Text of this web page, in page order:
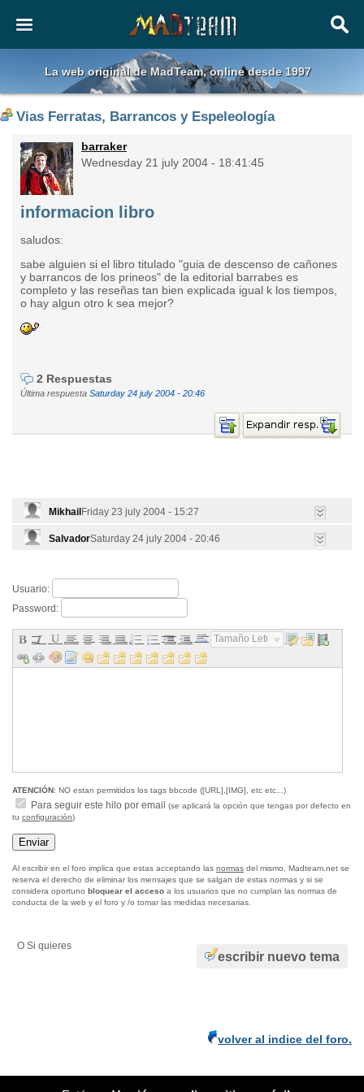
La web original de MadTeam, online desde 1997
Vias Ferratas, Barrancos y Espeleología
barraker
Wednesday 21 july 2004 - 18:41:45
informacion libro
saludos:
sabe alguien si el libro titulado "guia de descenso de cañones
y barrancos de los prineos" de la editorial barrabes es
completo y las reseñas tan bien explicada igual k los tiempos,
o hay algun otro k sea mejor?
2 Respuestas
Última respuesta Saturday 24 july 2004 - 20:46
Mikhail Friday 23 july 2004 - 15:27
SalvadorSaturday 24 july 2004 - 20:46
Usuario:
Password:
Tamaño Letra...
ATENCIÓN: NO estan permitidos los tags bbcode ([URL],[IMG], etc etc...)
Para seguir este hilo por email
(se aplicará la opción que tengas por defecto en
tu configuración)
Al escribir en el foro implica que estas acceptando las normas del mismo, Madteam.net se
reserva el derecho de eliminar los mensajes que se salgan de estas normas y si se
considera oportuno bloquear el acceso a los usuarios que no cumplan las normas de
conducta de la web y el foro y /o tomar las medidas necesarias.
escribir nuevo tema
O Si quieres
volver al indice del foro.